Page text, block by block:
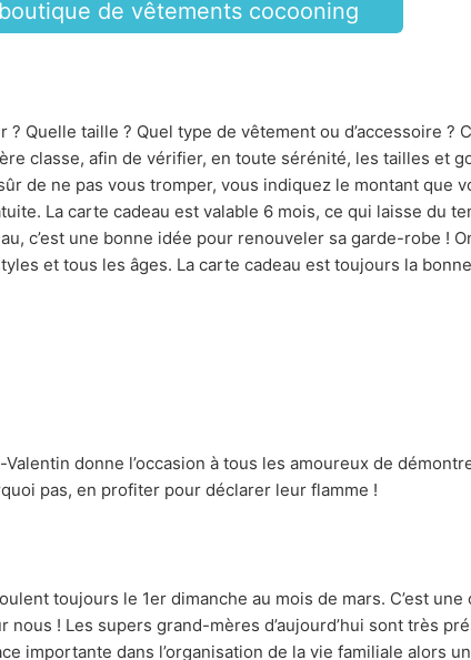
de vêtements cocooning
Quelle taille ? Quel type de vêtement ou d’accessoire ?
classe, afin de vérifier, en toute sérénité, les tailles et
de ne pas vous tromper, vous indiquez le montant que
La carte cadeau est valable 6 mois, ce qui laisse du
c’est une bonne idée pour renouveler sa garde-robe !
et tous les âges. La carte cadeau est toujours la
donne l’occasion à tous les amoureux de
pas, en profiter pour déclarer leur flamme !
toujours le 1er dimanche au mois de mars. C’est
! Les supers grand-mères d’aujourd’hui sont très
importante dans l’organisation de la vie familiale alors